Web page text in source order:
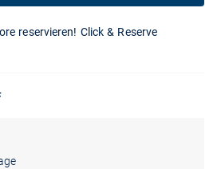
reservieren! Click & Reserve